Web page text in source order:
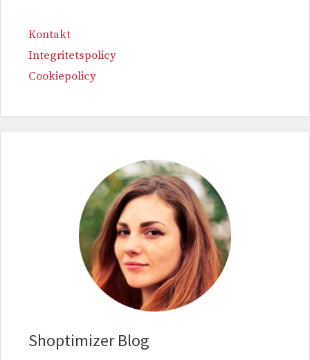
Kontakt
Integritetspolicy
Cookiepolicy
Shoptimizer Blog